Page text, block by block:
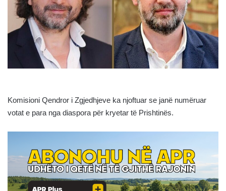
Komisioni Qendror i Zgjedhjeve ka njoftuar se janë numëruar
votat e para nga diaspora për kryetar të Prishtinës.